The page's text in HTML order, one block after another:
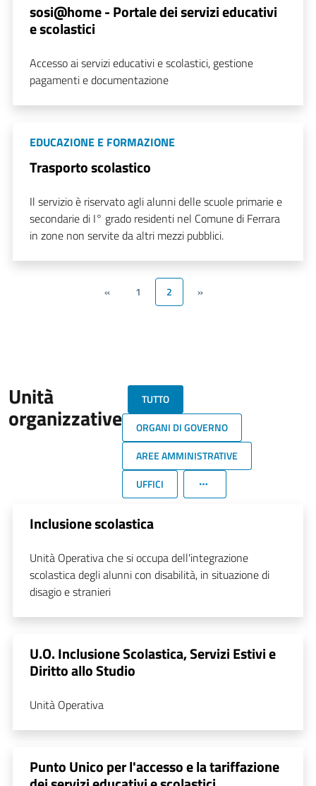
sosi@home - Portale dei servizi educativi
e scolastici
Accesso ai servizi educativi e scolastici, gestione
pagamenti e documentazione
EDUCAZIONE E FORMAZIONE
Trasporto scolastico
Il servizio è riservato agli alunni delle scuole primarie e
secondarie di I° grado residenti nel Comune di Ferrara
in zone non servite da altri mezzi pubblici.
« 1 2 »
Unità
organizzative
TUTTO
ORGANI DI GOVERNO
AREE AMMINISTRATIVE
UFFICI
Inclusione scolastica
Unità Operativa che si occupa dell'integrazione
scolastica degli alunni con disabilità, in situazione di
disagio e stranieri
U.O. Inclusione Scolastica, Servizi Estivi e
Diritto allo Studio
Unità Operativa
Punto Unico per l'accesso e la tariffazione